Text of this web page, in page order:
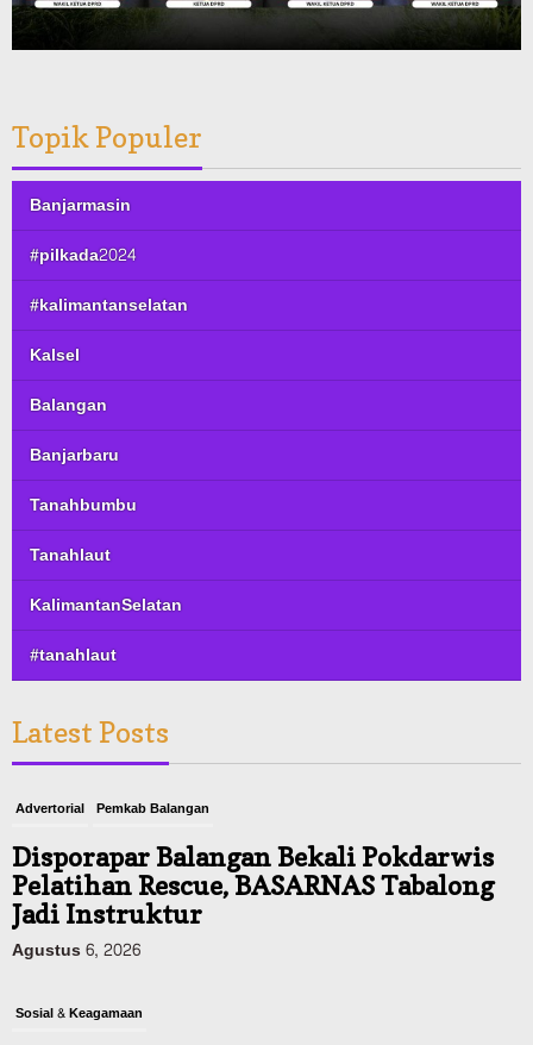
Topik Populer
Banjarmasin
#pilkada2024
#kalimantanselatan
Kalsel
Balangan
Banjarbaru
Tanahbumbu
Tanahlaut
KalimantanSelatan
#tanahlaut
Latest Posts
Advertorial Pemkab Balangan
Disporapar Balangan Bekali Pokdarwis
Pelatihan Rescue, BASARNAS Tabalong
Jadi Instruktur
Agustus 6, 2026
Sosial & Keagamaan